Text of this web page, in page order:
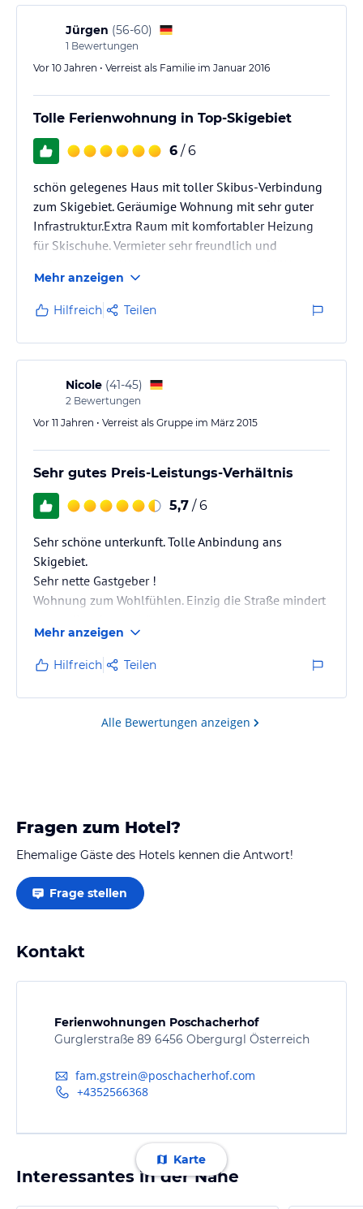
Jürgen (56-60)
1 Bewertungen
Vor 10 Jahren • Verreist als Familie im Januar 2016
Tolle Ferienwohnung in Top-Skigebiet
6 / 6
schön gelegenes Haus mit toller Skibus-Verbindung
zum Skigebiet. Geräumige Wohnung mit sehr guter
Infrastruktur.Extra Raum mit komfortabler Heizung
für Skischuhe. Vermieter sehr freundlich und
Großzügiger Saunaraum.
Mehr anzeigen
Hilfreich Teilen
Nicole (41-45)
2 Bewertungen
Vor 11 Jahren • Verreist als Gruppe im März 2015
Sehr gutes Preis-Leistungs-Verhältnis
5,7 / 6
Sehr schöne unterkunft. Tolle Anbindung ans
Skigebiet.
Sehr nette Gastgeber !
Wohnung zum Wohlfühlen. Einzig die Straße mindert
Innung ans Skigebiet
Mehr anzeigen
Hilfreich Teilen
Alle Bewertungen anzeigen
Fragen zum Hotel?
Ehemalige Gäste des Hotels kennen die Antwort!
Frage stellen
Kontakt
Ferienwohnungen Poschacherhof
Gurglerstraße 89 6456 Obergurgl Österreich
fam.gstrein@poschacherhof.com
+4352566368
Karte
Interessantes in der Nähe